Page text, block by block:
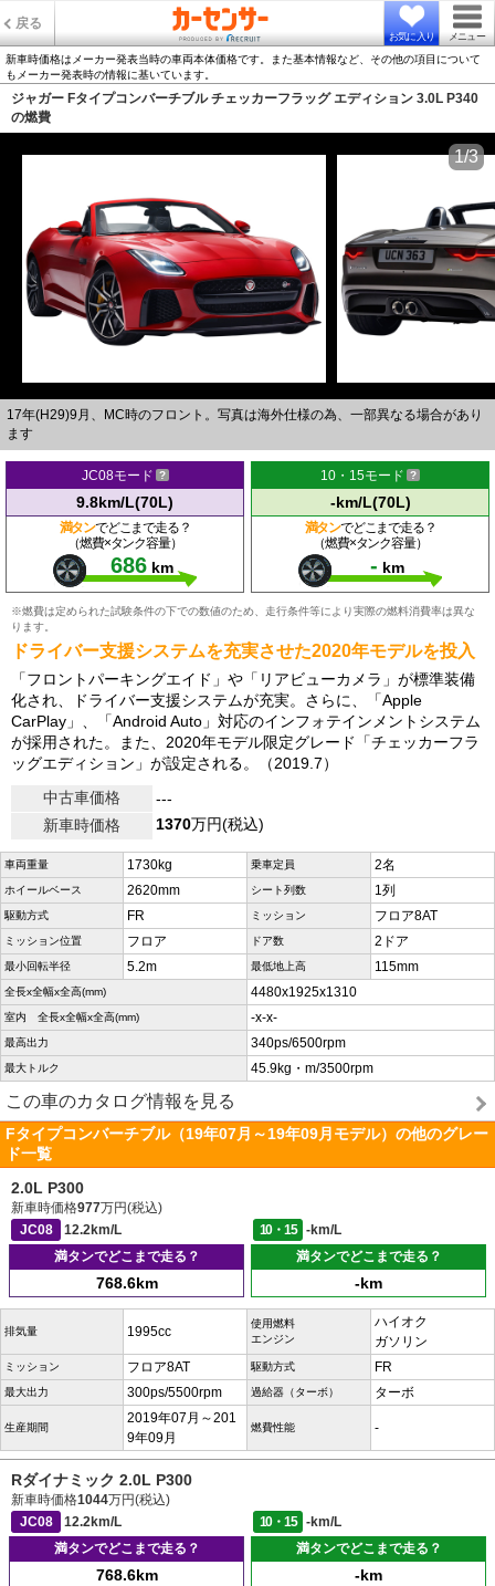
戻る
お気に入り メニュー
新車時価格はメーカー発表当時の車両本体価格です。また基本情報など、その他の項目について
もメーカー発表時の情報に基いています。
ジャガー Fタイプコンバーチブル チェッカーフラッグ エディション 3.0L P340
の燃費
17年(H29)9月、MC時のフロント。写真は海外仕様の為、一部異なる場合があり
ます
1/3
JC08モード
9.8km/L(70L)
満タンでどこまで走る？
（燃費×タンク容量）
686 km
10・15モード
-km/L(70L)
満タンでどこまで走る？
（燃費×タンク容量）
- km
※燃費は定められた試験条件の下での数値のため、走行条件等により実際の燃料消費率は異な
ります。
ドライバー支援システムを充実させた2020年モデルを投入
「フロントパーキングエイド」や「リアビューカメラ」が標準装備
化され、ドライバー支援システムが充実。さらに、「Apple
CarPlay」、「Android Auto」対応のインフォテインメントシステム
が採用された。また、2020年モデル限定グレード「チェッカーフラ
ッグエディション」が設定される。（2019.7）
中古車価格
---
新車時価格
1370万円(税込)
車両重量 1730kg 乗車定員 2名
ホイールベース 2620mm シート列数 1列
駆動方式 FR ミッション フロア8AT
ミッション位置 フロア ドア数 2ドア
最小回転半径 5.2m 最低地上高 115mm
全長x全幅x全高(mm) 4480x1925x1310
室内 全長x全幅x全高(mm) -x-x-
最高出力 340ps/6500rpm
最大トルク 45.9kg・m/3500rpm
この車のカタログ情報を見る
Fタイプコンバーチブル（19年07月～19年09月モデル）の他のグレー
ド一覧
2.0L P300
新車時価格977万円(税込)
JC08
12.2km/L 10・15
-km/L
満タンでどこまで走る？
768.6km
満タンでどこまで走る？
-km
排気量 1995cc
使用燃料
エンジン
ハイオク
ガソリン
ミッション フロア8AT 駆動方式 FR
最大出力 300ps/5500rpm 過給器（ターボ） ターボ
生産期間
2019年07月～201
9年09月
燃費性能 -
Rダイナミック 2.0L P300
新車時価格1044万円(税込)
JC08
12.2km/L 10・15
-km/L
満タンでどこまで走る？
768.6km
満タンでどこまで走る？
-km